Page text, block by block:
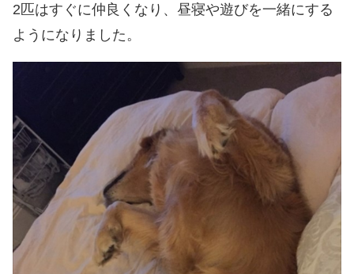
2匹はすぐに仲良くなり、昼寝や遊びを一緒にする
ようになりました。